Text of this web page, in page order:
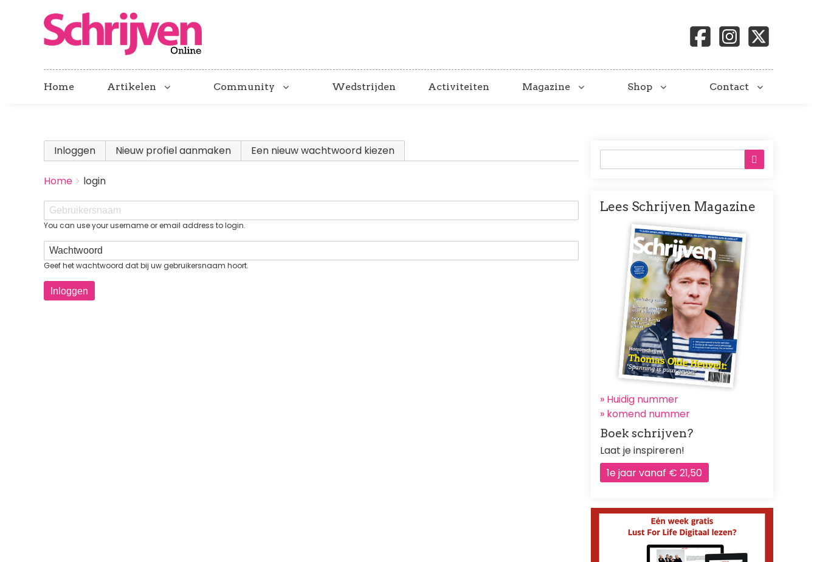
Home Artikelen Community Wedstrijden Activiteiten Magazine Shop Contact
Primary
tabs
Inloggen (actieve tabblad)
Nieuw profiel aanmaken Een nieuw wachtwoord kiezen
BREADCRUMBS
You
here:
Home
login
Gebruikersnaam
You can use your username or email address to login.
Wachtwoord
Geef het wachtwoord dat bij uw gebruikersnaam hoort.
Lees Schrijven Magazine
Afbeelding
» Huidig nummer
» komend nummer
Boek schrijven?
Laat je inspireren!
1e jaar vanaf € 21,50